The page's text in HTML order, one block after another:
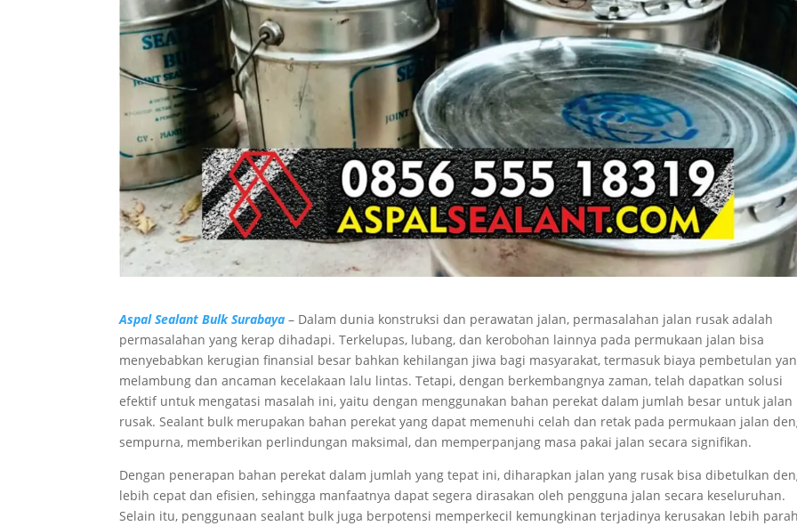
Aspal Sealant Bulk Surabaya – Dalam dunia konstruksi dan perawatan jalan, permasalahan jalan rusak adalah
permasalahan yang kerap dihadapi. Terkelupas, lubang, dan kerobohan lainnya pada permukaan jalan bisa
menyebabkan kerugian finansial besar bahkan kehilangan jiwa bagi masyarakat, termasuk biaya pembetulan
melambung dan ancaman kecelakaan lalu lintas. Tetapi, dengan berkembangnya zaman, telah dapatkan solusi
efektif untuk mengatasi masalah ini, yaitu dengan menggunakan bahan perekat dalam jumlah besar untuk jalan
rusak. Sealant bulk merupakan bahan perekat yang dapat memenuhi celah dan retak pada permukaan jalan
sempurna, memberikan perlindungan maksimal, dan memperpanjang masa pakai jalan secara signifikan.
Dengan penerapan bahan perekat dalam jumlah yang tepat ini, diharapkan jalan yang rusak bisa dibetulkan
lebih cepat dan efisien, sehingga manfaatnya dapat segera dirasakan oleh pengguna jalan secara keseluruhan.
Selain itu, penggunaan sealant bulk juga berpotensi memperkecil kemungkinan terjadinya kerusakan lebih